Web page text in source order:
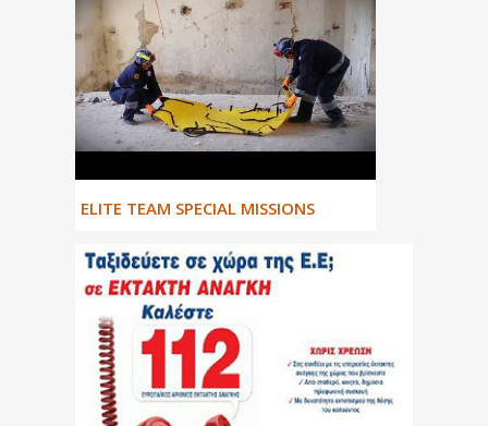
ΕLITE TEAM SPECIAL MISSIONS